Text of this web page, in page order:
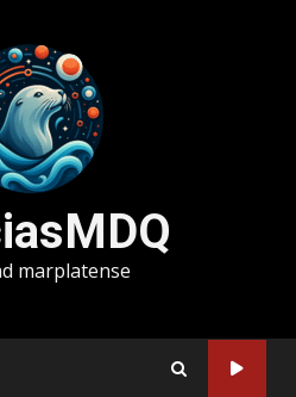
marplatense